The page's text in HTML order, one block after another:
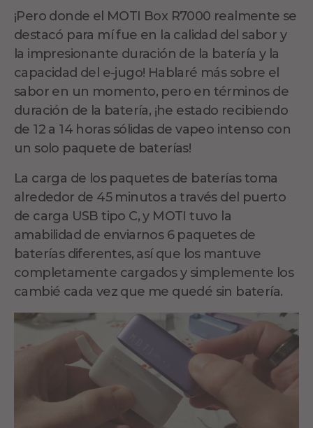
¡Pero donde el MOTI Box R7000 realmente se
destacó para mí fue en la calidad del sabor y
la impresionante duración de la batería y la
capacidad del e-jugo! Hablaré más sobre el
sabor en un momento, pero en términos de
duración de la batería, ¡he estado recibiendo
de 12 a 14 horas sólidas de vapeo intenso con
un solo paquete de baterías!
La carga de los paquetes de baterías toma
alrededor de 45 minutos a través del puerto
de carga USB tipo C, y MOTI tuvo la
amabilidad de enviarnos 6 paquetes de
baterías diferentes, así que los mantuve
completamente cargados y simplemente los
cambié cada vez que me quedé sin batería.